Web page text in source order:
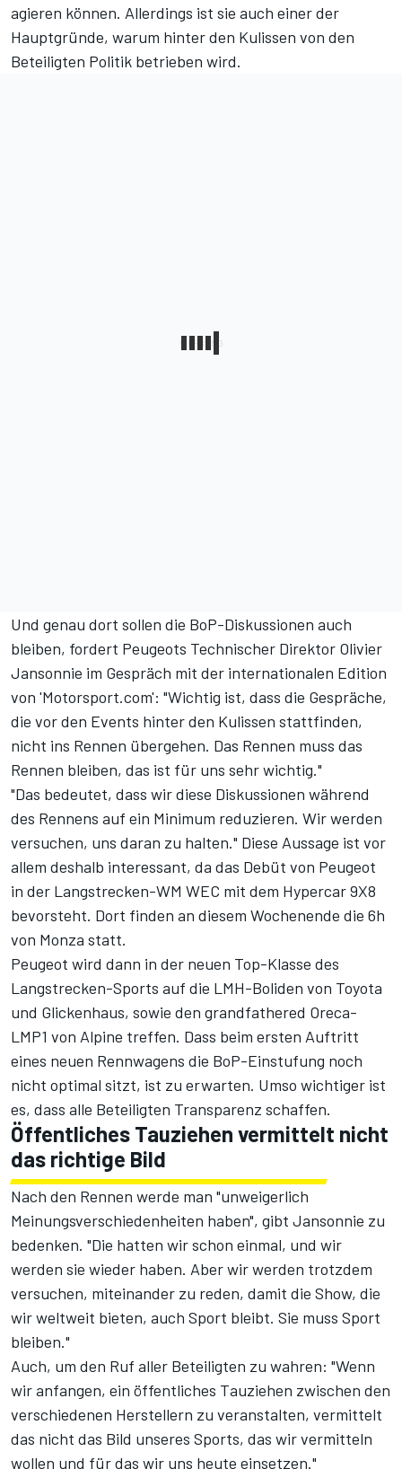
agieren können. Allerdings ist sie auch einer der
Hauptgründe, warum hinter den Kulissen von den
Beteiligten Politik betrieben wird.
Und genau dort sollen die BoP-Diskussionen auch
bleiben, fordert Peugeots Technischer Direktor Olivier
Jansonnie im Gespräch mit der internationalen Edition
von 'Motorsport.com': "Wichtig ist, dass die Gespräche,
die vor den Events hinter den Kulissen stattfinden,
nicht ins Rennen übergehen. Das Rennen muss das
Rennen bleiben, das ist für uns sehr wichtig."
"Das bedeutet, dass wir diese Diskussionen während
des Rennens auf ein Minimum reduzieren. Wir werden
versuchen, uns daran zu halten." Diese Aussage ist vor
allem deshalb interessant, da das Debüt von Peugeot
in der Langstrecken-WM WEC mit dem Hypercar 9X8
bevorsteht. Dort finden an diesem Wochenende die 6h
von Monza statt.
Peugeot wird dann in der neuen Top-Klasse des
Langstrecken-Sports auf die LMH-Boliden von Toyota
und Glickenhaus, sowie den grandfathered Oreca-
LMP1 von Alpine treffen. Dass beim ersten Auftritt
eines neuen Rennwagens die BoP-Einstufung noch
nicht optimal sitzt, ist zu erwarten. Umso wichtiger ist
es, dass alle Beteiligten Transparenz schaffen.
Öffentliches Tauziehen vermittelt nicht
das richtige Bild
Nach den Rennen werde man "unweigerlich
Meinungsverschiedenheiten haben", gibt Jansonnie zu
bedenken. "Die hatten wir schon einmal, und wir
werden sie wieder haben. Aber wir werden trotzdem
versuchen, miteinander zu reden, damit die Show, die
wir weltweit bieten, auch Sport bleibt. Sie muss Sport
bleiben."
Auch, um den Ruf aller Beteiligten zu wahren: "Wenn
wir anfangen, ein öffentliches Tauziehen zwischen den
verschiedenen Herstellern zu veranstalten, vermittelt
das nicht das Bild unseres Sports, das wir vermitteln
wollen und für das wir uns heute einsetzen."